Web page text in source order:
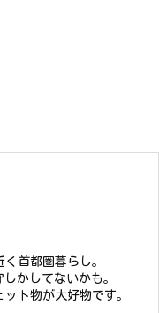
首都圏暮らし。
かしてないかも。
ト物が大好物です。